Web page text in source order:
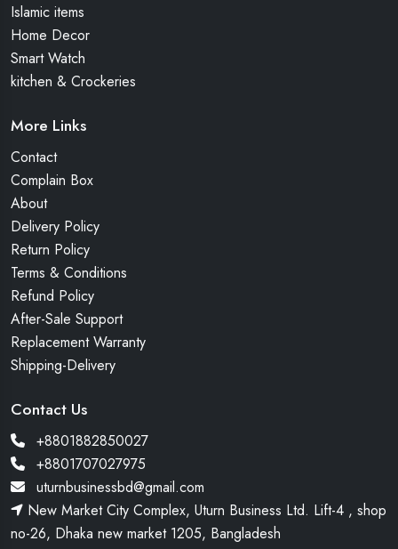
Islamic items
Home Decor
Smart Watch
kitchen & Crockeries
More Links
Contact
Complain Box
About
Delivery Policy
Return Policy
Terms & Conditions
Refund Policy
After-Sale Support
Replacement Warranty
Shipping-Delivery
Contact Us
+8801882850027
+8801707027975
uturnbusinessbd@gmail.com
New Market City Complex, Uturn Business Ltd. Lift-4 , shop
no-26, Dhaka new market 1205, Bangladesh